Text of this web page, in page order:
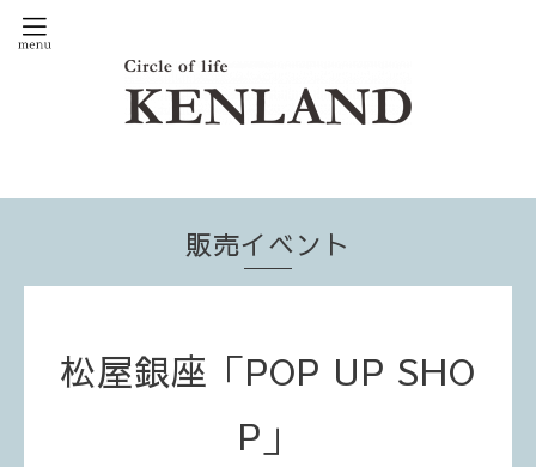
販売イベント
松屋銀座「POP UP SHO
P」